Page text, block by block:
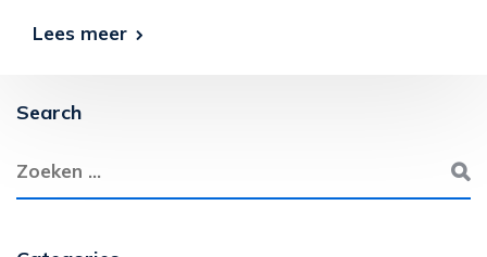
Lees meer
Search